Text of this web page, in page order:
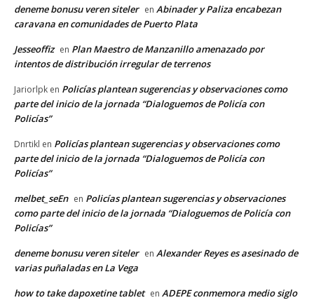
deneme bonusu veren siteler en Abinader y Paliza encabezan
caravana en comunidades de Puerto Plata
Jesseoffiz en Plan Maestro de Manzanillo amenazado por
intentos de distribución irregular de terrenos
Jariorlpk en Policías plantean sugerencias y observaciones como
parte del inicio de la jornada “Dialoguemos de Policía con
Policías”
Dnrtikl en Policías plantean sugerencias y observaciones como
parte del inicio de la jornada “Dialoguemos de Policía con
Policías”
melbet_seEn en Policías plantean sugerencias y observaciones
como parte del inicio de la jornada “Dialoguemos de Policía con
Policías”
deneme bonusu veren siteler en Alexander Reyes es asesinado de
varias puñaladas en La Vega
how to take dapoxetine tablet en ADEPE conmemora medio siglo